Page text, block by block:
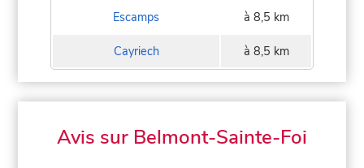
Escamps à 8,5 km
Cayriech à 8,5 km
Avis sur Belmont-Sainte-Foi